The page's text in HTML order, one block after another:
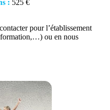
: 525 €
pour l’établissement
ou en nous